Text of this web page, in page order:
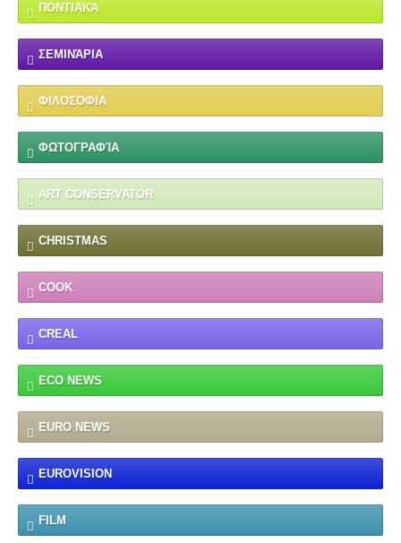
ΠΟΝΤΙΑΚΆ
ΣΕΜΙΝΆΡΙΑ
ΦΙΛΟΣΟΦΙΑ
ΦΩΤΟΓΡΑΦΊΑ
ART CONSERVATOR
CHRISTMAS
COOK
CREAL
ECO NEWS
EURO NEWS
EUROVISION
FILM